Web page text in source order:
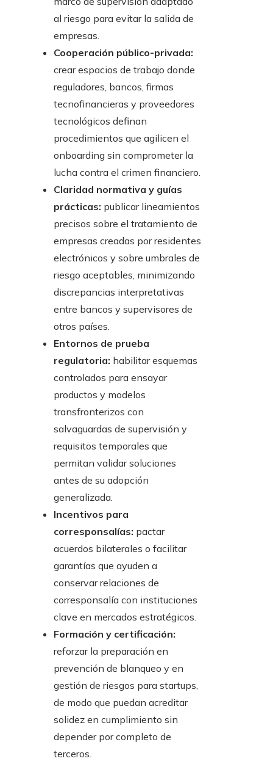
al riesgo para evitar la salida de
empresas.
Cooperación público-privada:
crear espacios de trabajo donde
reguladores, bancos, firmas
tecnofinancieras y proveedores
tecnológicos definan
procedimientos que agilicen el
onboarding sin comprometer la
lucha contra el crimen financiero.
Claridad normativa y guías
prácticas: publicar lineamientos
precisos sobre el tratamiento de
empresas creadas por residentes
electrónicos y sobre umbrales de
riesgo aceptables, minimizando
discrepancias interpretativas
entre bancos y supervisores de
otros países.
Entornos de prueba
regulatoria: habilitar esquemas
controlados para ensayar
productos y modelos
transfronterizos con
salvaguardas de supervisión y
requisitos temporales que
permitan validar soluciones
antes de su adopción
generalizada.
Incentivos para
corresponsalías: pactar
acuerdos bilaterales o facilitar
garantías que ayuden a
conservar relaciones de
corresponsalía con instituciones
clave en mercados estratégicos.
Formación y certificación:
reforzar la preparación en
prevención de blanqueo y en
gestión de riesgos para startups,
de modo que puedan acreditar
solidez en cumplimiento sin
depender por completo de
terceros.